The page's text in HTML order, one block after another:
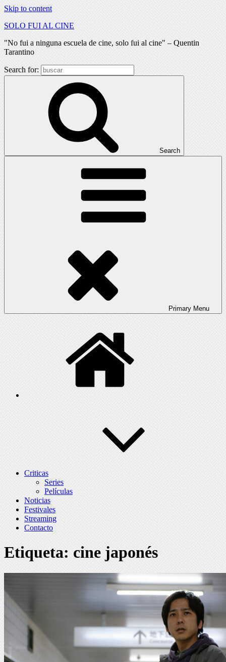
Skip to content
SOLO FUI AL CINE
"No fui a ninguna escuela de cine, solo fui al cine" – Quentin
Tarantino
Search for:
Search
Primary Menu
Criticas
Series
Películas
Noticias
Festivales
Streaming
Contacto
Etiqueta: cine japonés